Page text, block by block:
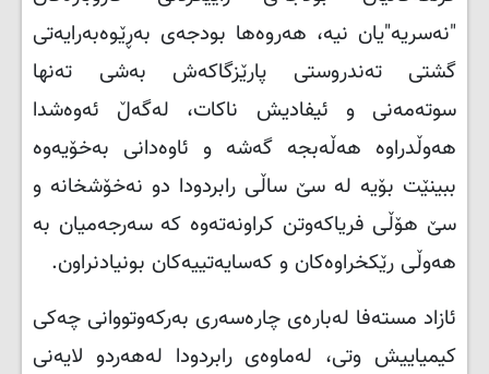
"نەسریە"یان نیە، هەروەها بودجەی بەڕێوەبەرایەتی
گشتی تەندروستی پارێزگاکەش بەشی تەنها
سوتەمەنی و ئیفادیش ناکات، لەگەڵ ئەوەشدا
هەوڵدراوە هەڵەبجە گەشە و ئاوەدانی بەخۆیەوە
ببینێت بۆیە لە سێ ساڵی رابردودا دو نەخۆشخانە و
سێ هۆڵی فریاکەوتن کراونەتەوە کە سەرجەمیان بە
هەوڵی رێکخراوەکان و کەسایەتییەکان بونیادنراون.
ئازاد مستەفا لەبارەی چارەسەری بەرکەوتووانی چەکی
کیمیاییش وتی، لەماوەی رابردودا لەهەردو لایەنی